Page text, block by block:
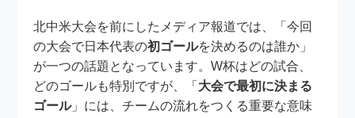
北中米大会を前にしたメディア報道では、「今回
の大会で日本代表の初ゴールを決めるのは誰か」
が一つの話題となっています。W杯はどの試合、
どのゴールも特別ですが、「 大会で最初に決まる
ゴール」には、チームの流れをつくる重要な意味